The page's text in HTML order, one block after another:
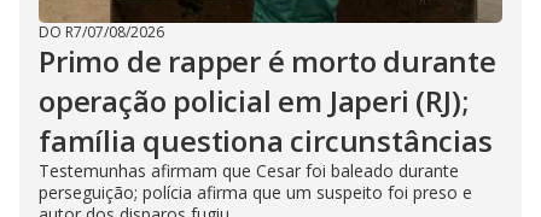
DO R7/07/08/2026
Primo de rapper é morto durante
operação policial em Japeri (RJ);
família questiona circunstâncias
Testemunhas afirmam que Cesar foi baleado durante
perseguição; polícia afirma que um suspeito foi preso e